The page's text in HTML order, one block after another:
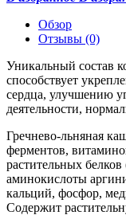
Обзор
Отзывы (0)
Уникальный состав
способствует
сердца, улучшению
деятельности,
Гречнево-льняная
ферментов,
растительных
аминокислоты
кальций, фосфор,
Содержит